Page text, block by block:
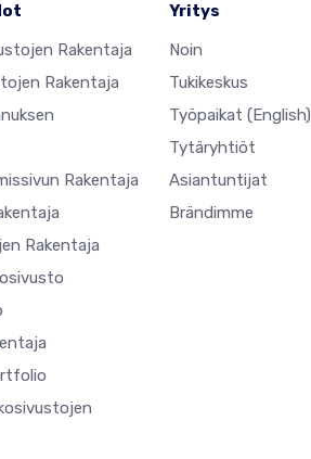
Rakentaja
Rakentaja
Rakentaja
Rakentaja
Yritys
Noin
Tukikeskus
Työpaikat (English)
Tytäryhtiöt
Asiantuntijat
Brändimme